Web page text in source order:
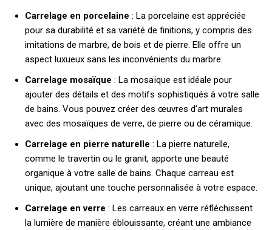
Carrelage en porcelaine : La porcelaine est appréciée
pour sa durabilité et sa variété de finitions, y compris des
imitations de marbre, de bois et de pierre. Elle offre un
aspect luxueux sans les inconvénients du marbre.
Carrelage mosaïque : La mosaïque est idéale pour
ajouter des détails et des motifs sophistiqués à votre salle
de bains. Vous pouvez créer des œuvres d’art murales
avec des mosaïques de verre, de pierre ou de céramique.
Carrelage en pierre naturelle : La pierre naturelle,
comme le travertin ou le granit, apporte une beauté
organique à votre salle de bains. Chaque carreau est
unique, ajoutant une touche personnalisée à votre espace.
Carrelage en verre : Les carreaux en verre réfléchissent
la lumière de manière éblouissante, créant une ambiance